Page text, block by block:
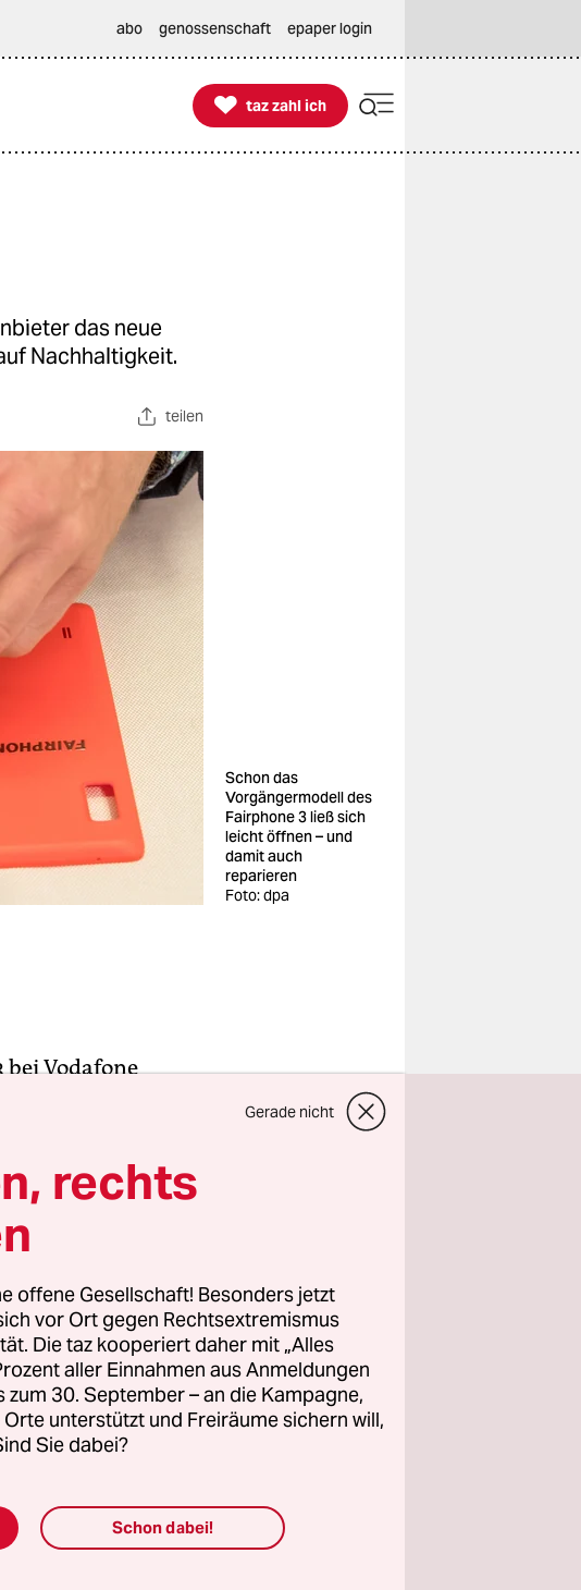
abo genossenschaft epaper login

taz zahl ich
taz zahl ich
das neue
Nachhaltigkeit.
teilen
Schon das
Vorgängermodell des
Fairphone 3 ließ sich
leicht öffnen – und
damit auch
reparieren
Foto: dpa
bei Vodafone
Anspruch
der Firma
werden
sind das
Hersteller
Exemplare.
sich das
Qualität im
Die
erhalten einen
aus
Gerade nicht
rechts
offene Gesellschaft! Besonders jetzt
vor Ort gegen Rechtsextremismus
Die taz kooperiert daher mit „Alles
aller Einnahmen aus Anmeldungen
zum 30. September – an die Kampagne,
unterstützt und Freiräume sichern will,
Sie dabei?
Schon dabei!